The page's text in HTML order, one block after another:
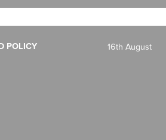
16th August
POLICY